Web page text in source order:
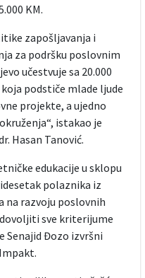
KM.
zapošljavanja i
za podršku poslovnim
učestvuje sa 20.000
podstiče mlade ljude
projekte, a ujedno
istakao je
Hasan Tanović.
edukacije u sklopu
polaznika iz
na razvoju poslovnih
sve kriterijume
Senajid Đozo izvršni